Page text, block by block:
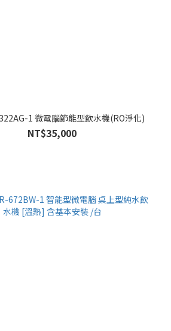
1 微電腦節能型飲水機(RO淨化)
NT$35,000